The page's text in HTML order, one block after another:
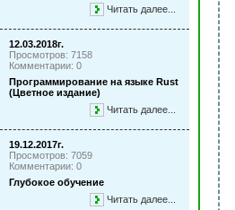
Читать далее...
12.03.2018г.
Просмотров: 7158
Комментарии: 0
Программирование на языке Rust
(Цветное издание)
Читать далее...
19.12.2017г.
Просмотров: 7059
Комментарии: 0
Глубокое обучение
Читать далее...